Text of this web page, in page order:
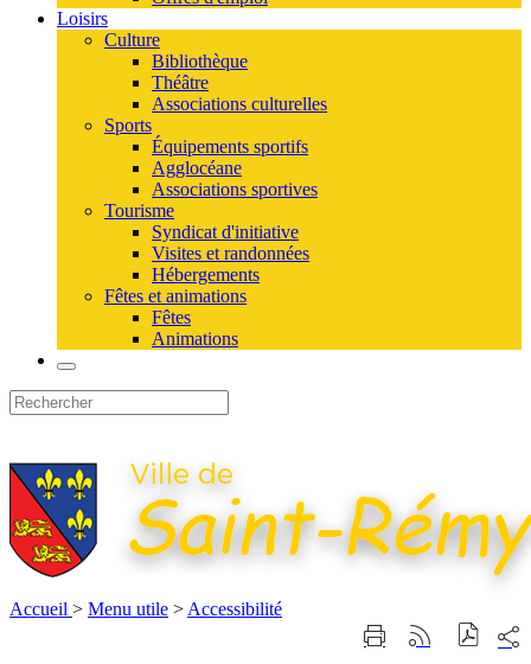
Loisirs
Culture
Bibliothèque
Théâtre
Associations culturelles
Sports
Équipements sportifs
Agglocéane
Associations sportives
Tourisme
Syndicat d'initiative
Visites et randonnées
Hébergements
Fêtes et animations
Fêtes
Animations
Accueil > Menu utile > Accessibilité
ImprimerGénérer
sur